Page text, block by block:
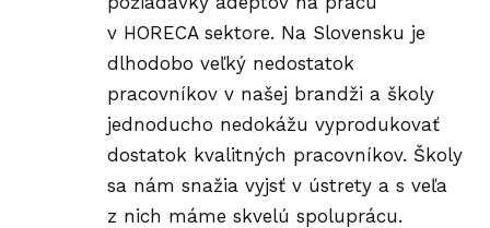
v HORECA sektore. Na Slovensku je
dlhodobo veľký nedostatok
pracovníkov v našej brandži a školy
jednoducho nedokážu vyprodukovať
dostatok kvalitných pracovníkov. Školy
sa nám snažia vyjsť v ústrety a s veľa
z nich máme skvelú spoluprácu.